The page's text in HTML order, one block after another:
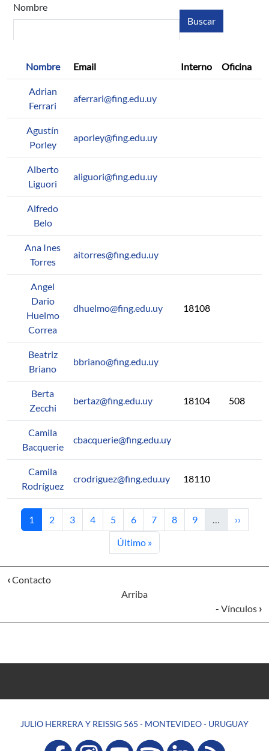
Nombre
Nombre Email Interno Oficina
Adrian
Ferrari
aferrari@fing.edu.uy
Agustín
Porley
aporley@fing.edu.uy
Alberto
Liguori
aliguori@fing.edu.uy
Alfredo
Belo
Ana Ines
Torres
aitorres@fing.edu.uy
Angel
Dario
Huelmo
Correa
dhuelmo@fing.edu.uy 18108
Beatriz
Briano
bbriano@fing.edu.uy
Berta
Zecchi
bertaz@fing.edu.uy 18104 508
Camila
Bacquerie
cbacquerie@fing.edu.uy
Camila
Rodríguez
crodriguez@fing.edu.uy 18110
Página actual
1 Página
2 Página
3 Página
4 Página
5 Página
6 Página
7 Página
8 Página
9
››
Última página
Último »
‹Contacto
Arriba
- Vínculos ›
JULIO HERRERA Y REISSIG 565 - MONTEVIDEO - URUGUAY